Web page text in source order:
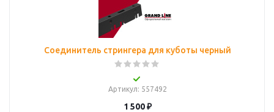
Соединитель стрингера для куботы черный
Артикул: 557492
1 500₽